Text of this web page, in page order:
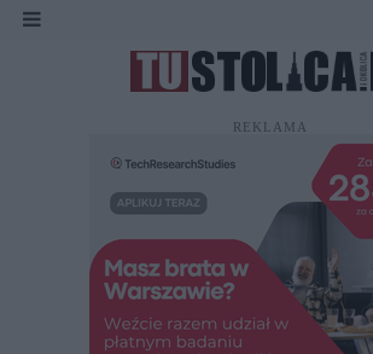
REKLAMA